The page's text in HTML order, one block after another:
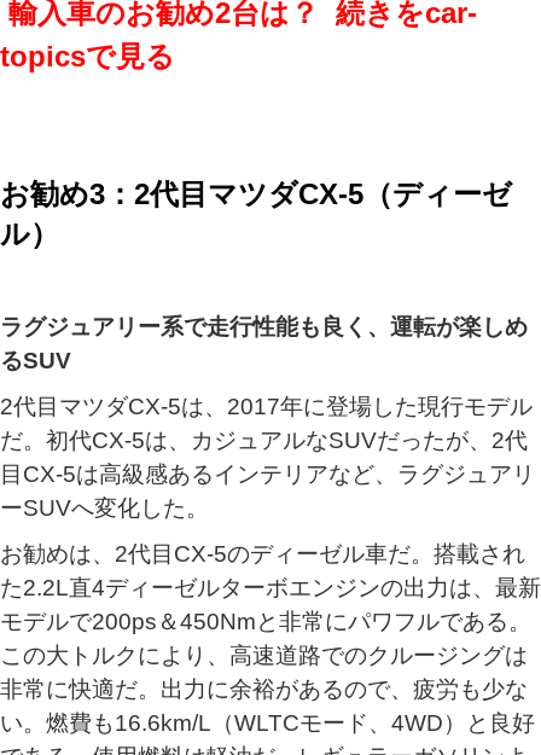
輸入車のお勧め2台は？ 続きをcar-
topicsで見る
お勧め3：2代目マツダCX-5（ディーゼ
ル）
ラグジュアリー系で走行性能も良く、運転が楽しめ
るSUV
2代目マツダCX-5は、2017年に登場した現行モデル
だ。初代CX-5は、カジュアルなSUVだったが、2代
目CX-5は高級感あるインテリアなど、ラグジュアリ
ーSUVへ変化した。
お勧めは、2代目CX-5のディーゼル車だ。搭載され
た2.2L直4ディーゼルターボエンジンの出力は、最新
モデルで200ps＆450Nmと非常にパワフルである。
この大トルクにより、高速道路でのクルージングは
非常に快適だ。出力に余裕があるので、疲労も少な
い。燃費も16.6km/L（WLTCモード、4WD）と良好